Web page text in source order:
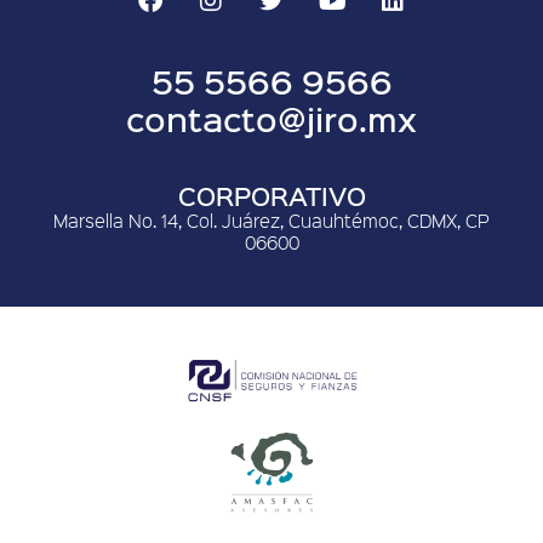
55 5566 9566
contacto@jiro.mx
CORPORATIVO
Marsella No. 14, Col. Juárez, Cuauhtémoc, CDMX, CP
06600